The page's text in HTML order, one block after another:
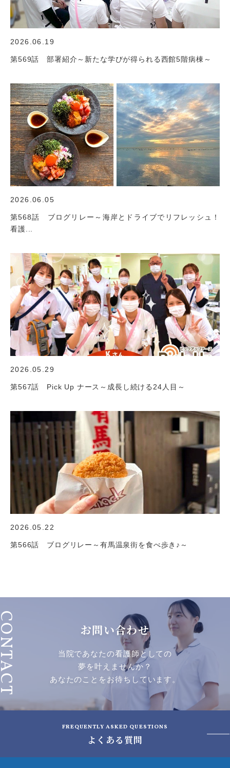
2026.06.19
第569話 部署紹介～新たな学びが得られる西館5階病棟～
2026.06.05
第568話 ブログリレー～海岸とドライブでリフレッシュ！
看護...
2026.05.29
第567話 Pick Up ナース～成長し続ける24人目～
2026.05.22
第566話 ブログリレー～有馬温泉街を食べ歩き♪～
お問い合わせ
当院であなたの看護師としての
夢を叶えませんか？
あなたのことをお待ちしています。
FREQUENTLY ASKED QUESTIONS
よくある質問